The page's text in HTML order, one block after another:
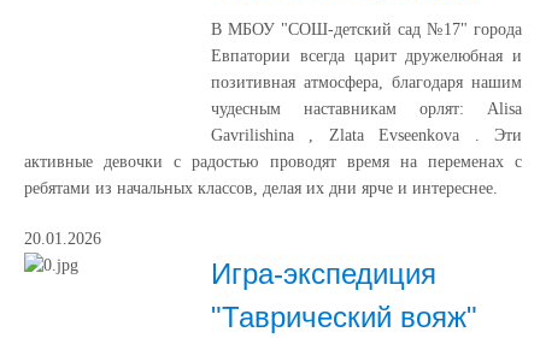
В МБОУ "СОШ-детский сад №17" города
Евпатории всегда царит дружелюбная и
позитивная атмосфера, благодаря нашим
чудесным наставникам орлят: Alisa
Gavrilishina , Zlata Evseenkova . Эти
активные девочки с радостью проводят время на переменах с
ребятами из начальных классов, делая их дни ярче и интереснее.
20.01.2026
Игра-экспедиция
"Таврический вояж"